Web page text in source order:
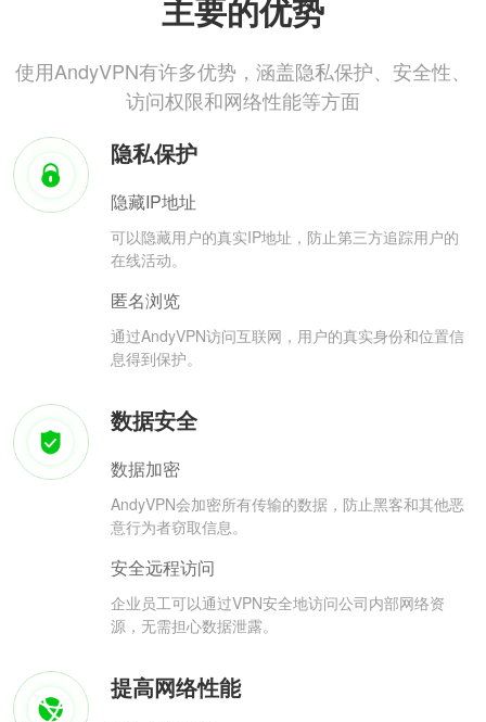
主要的优势
使用AndyVPN有许多优势，涵盖隐私保护、安全性、
访问权限和网络性能等方面
隐私保护
隐藏IP地址
可以隐藏用户的真实IP地址，防止第三方追踪用户的
在线活动。
匿名浏览
通过AndyVPN访问互联网，用户的真实身份和位置信
息得到保护。
数据安全
数据加密
AndyVPN会加密所有传输的数据，防止黑客和其他恶
意行为者窃取信息。
安全远程访问
企业员工可以通过VPN安全地访问公司内部网络资
源，无需担心数据泄露。
提高网络性能